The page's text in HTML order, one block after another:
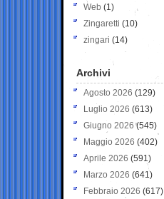
Web (1)
Zingaretti (10)
zingari (14)
Archivi
Agosto 2026 (129)
Luglio 2026 (613)
Giugno 2026 (545)
Maggio 2026 (402)
Aprile 2026 (591)
Marzo 2026 (641)
Febbraio 2026 (617)